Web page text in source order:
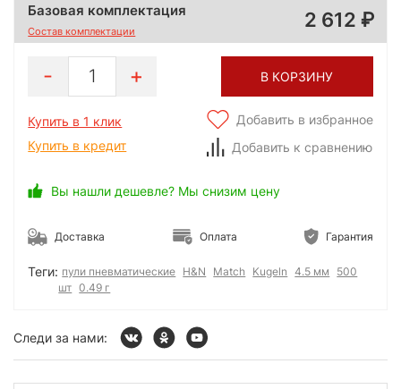
Базовая комплектация
Состав комплектации 2 612
1 В КОРЗИНУ
Купить в 1 клик
Купить в кредит
Добавить в избранное
Добавить к сравнению
Вы нашли дешевле? Мы снизим цену
Доставка Оплата Гарантия
Теги: пули пневматические H&N Match Kugeln 4.5 мм
500
шт 0.49 г
Следи за нами: